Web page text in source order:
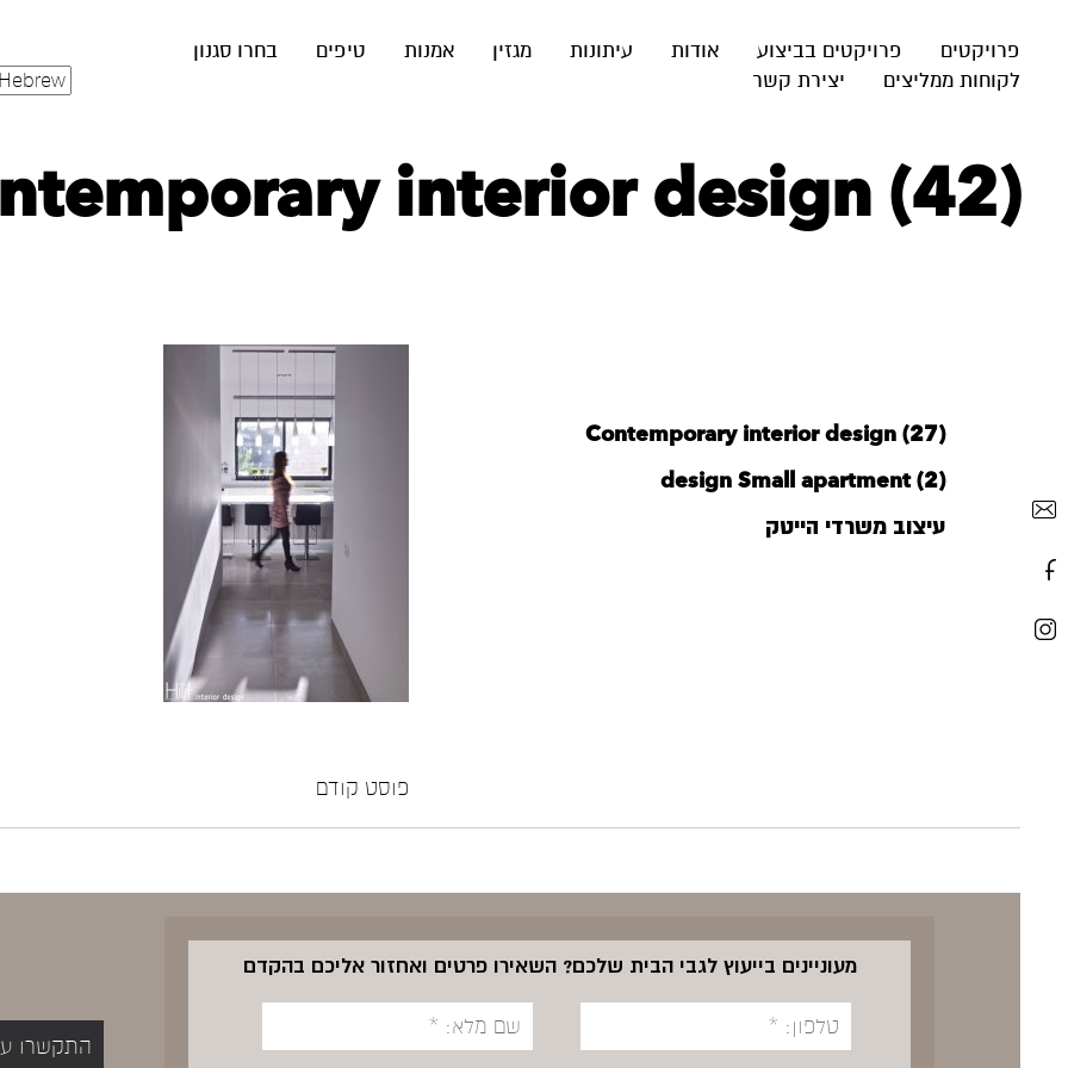
פרויקטים פרויקטים בביצוע אודות עיתונות מגזין אמנות טיפים
בחרו סגנון
לקוחות ממליצים
יצירת קשר
interior design (42)
Contemporary interior design (27)
design Small apartment (2)
עיצוב משרדי הייטק
פוסט קודם
מעוניינים בייעוץ לגבי הבית שלכם? השאירו פרטים ואחזור אליכם בהקדם
התקשרו עכשיו